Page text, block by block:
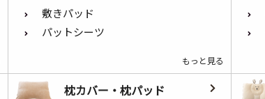
敷きパッド
パットシーツ
もっと見る
枕カバー・枕パッド